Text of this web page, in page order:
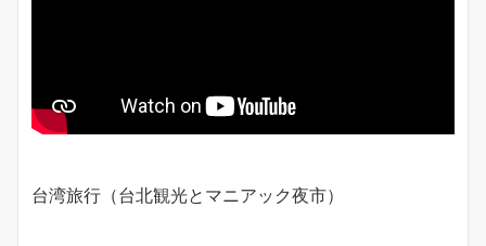
台湾旅行（台北観光とマニアック夜市）